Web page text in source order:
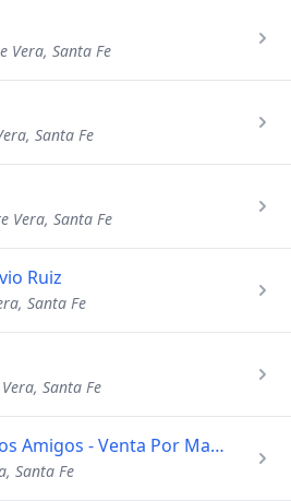
Vera, Santa Fe
Santa Fe
Vera, Santa Fe
Ruiz
Santa Fe
Santa Fe
Fruteria y Verduleria los Amigos - Venta Por Mayor y Menor
Santa Fe